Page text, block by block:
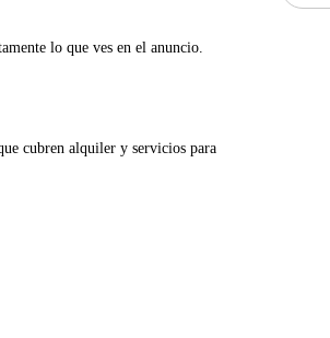
lo que ves en el anuncio.
cubren alquiler y servicios para